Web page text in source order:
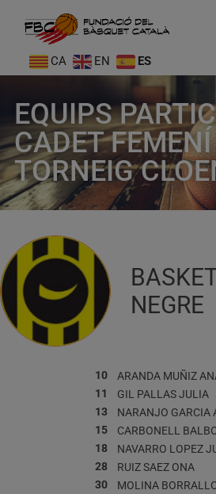
CA EN ES
EQUIPS
CADET
TORNEIG
NEGRE
10 ARANDA MUÑIZ
11
GIL PALLAS JULIA
13
NARANJO GARCIA
15
CARBONELL
18
NAVARRO LOPEZ
28
RUIZ SAEZ ONA
30
MOLINA